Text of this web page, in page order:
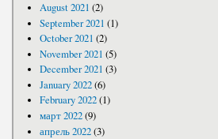
August 2021 (2)
September 2021 (1)
October 2021 (2)
November 2021 (5)
December 2021 (3)
January 2022(6)
February 2022(1)
март 2022(9)
апрель 2022(3)